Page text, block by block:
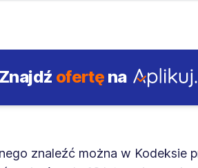
ofertę na
znaleźć można w Kodeksie